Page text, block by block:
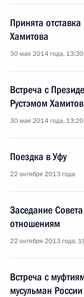
Принята
Хамитова
30 мая 2014 года, 13:30
Встреча с
Рустэмом
30 мая 2014 года, 13:20
Поездка в Уфу
22 октября 2013 года
Заседание
отношениям
22 октября 2013 года,
Встреча с
мусульман России